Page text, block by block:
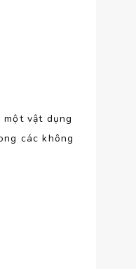
vật dụng
các không